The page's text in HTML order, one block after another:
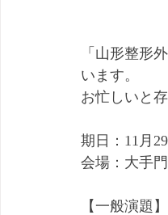
「山形整形
います。
お忙しいと
期日：11月
会場：大手
【一般演題】